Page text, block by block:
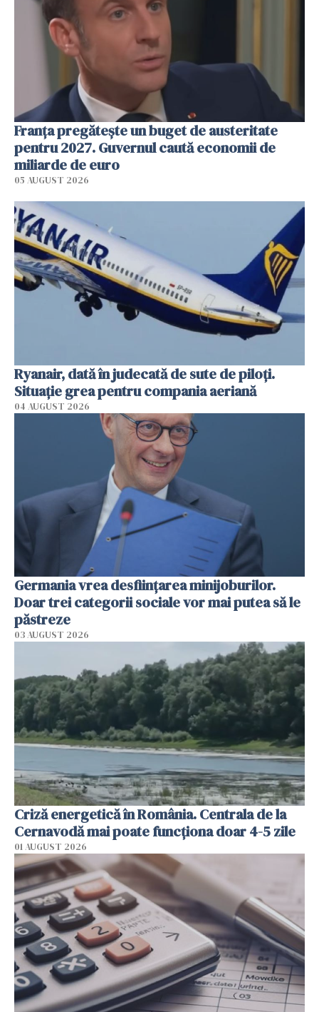
Franța pregătește un buget de austeritate
pentru 2027. Guvernul caută economii de
miliarde de euro
05 AUGUST 2026
Ryanair, dată în judecată de sute de piloți.
Situație grea pentru compania aeriană
04 AUGUST 2026
Germania vrea desființarea minijoburilor.
Doar trei categorii sociale vor mai putea să le
păstreze
03 AUGUST 2026
Criză energetică în România. Centrala de la
Cernavodă mai poate funcționa doar 4-5 zile
01 AUGUST 2026